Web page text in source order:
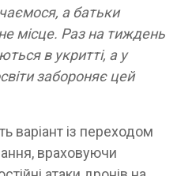
а батьки
місце. Раз на тиждень
в укритті, а у
забороняє цей
варіант із переходом
враховуючи